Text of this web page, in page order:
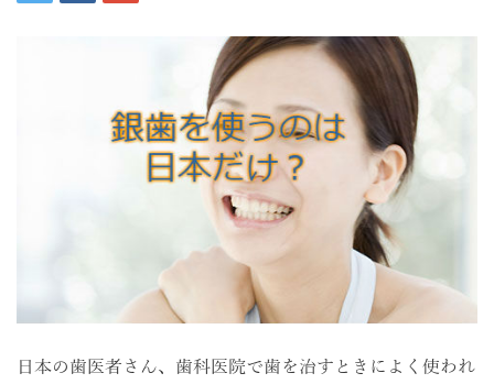
日本の歯医者さん、歯科医院で歯を治すときによく使われ